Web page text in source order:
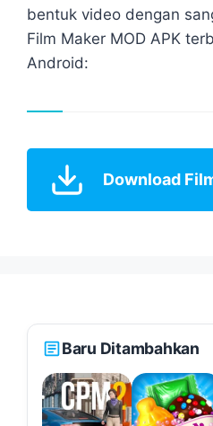
bentuk video dengan
Film Maker MOD APK
Android:
Download
Baru Ditambahkan